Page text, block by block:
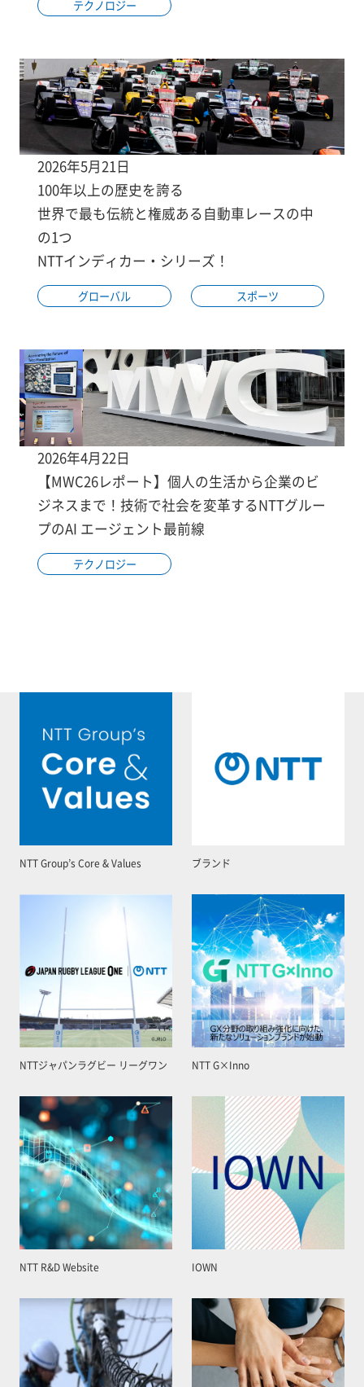
テクノロジー
2026年5月21日
100年以上の歴史を誇る
世界で最も伝統と権威ある自動車レースの中
の1つ
NTTインディカー・シリーズ！
グローバル スポーツ
2026年4月22日
【MWC26レポート】個人の生活から企業のビ
ジネスまで！技術で社会を変革するNTTグルー
プのAI エージェント最前線
テクノロジー
NTT Group’s Core & Values ブランド
NTTジャパンラグビー リーグワン NTT G×Inno
NTT R&D Website IOWN